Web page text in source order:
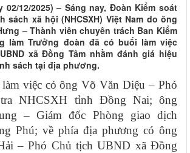
02/12/2025) – Sáng nay, Đoàn Kiểm soát
sách xã hội (NHCSXH) Việt Nam do ông
– Thành viên chuyên trách Ban Kiểm
làm Trưởng đoàn đã có buổi làm việc
xã Đồng Tâm nhằm đánh giá hiệu
sách tại địa phương.
việc có ông Võ Văn Diệu – Phó
NHCSXH tỉnh Đồng Nai; ông
– Giám đốc Phòng giao dịch
Phú; về phía địa phương có ông
– Phó Chủ tịch UBND xã Đồng